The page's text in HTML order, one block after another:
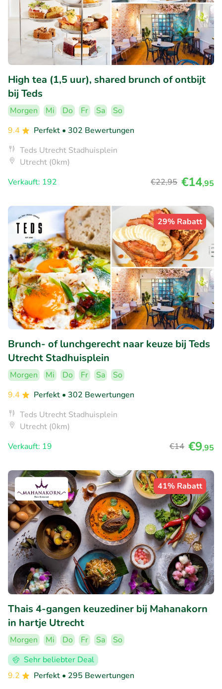
High tea (1,5 uur), shared brunch of ontbijt
bij Teds
Morgen Mi Do Fr Sa
So
9.4
Perfekt • 302 Bewertungen
Teds Utrecht Stadhuisplein
Utrecht (0km)
Verkauft: 192
€22,95 €14,95
29% Rabatt
Brunch- of lunchgerecht naar keuze bij Teds
Utrecht Stadhuisplein
Morgen Mi Do Fr Sa
So
9.4
Perfekt • 302 Bewertungen
Teds Utrecht Stadhuisplein
Utrecht (0km)
Verkauft: 19
€14 €9,95
41% Rabatt
Thais 4-gangen keuzediner bij Mahanakorn
in hartje Utrecht
Morgen Mi Do Fr Sa
So
Sehr beliebter Deal
9.2
Perfekt • 295 Bewertungen